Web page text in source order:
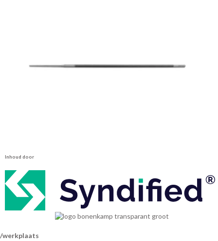
Inhoud door
werkplaats